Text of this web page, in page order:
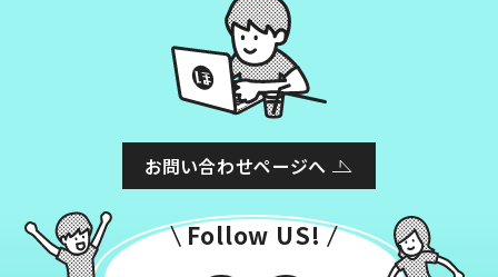
お問い合わせページへ
Follow US!